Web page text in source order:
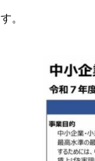
す。